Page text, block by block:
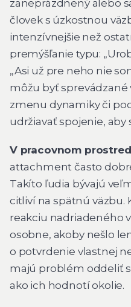
zaneprázdnený alebo
človek s úzkostnou
intenzívnejšie než
premýšľanie typu:
„Asi už pre neho nie
môžu byť
zmenu dynamiky či
udržiavať spojenie, aby
V pracovnom
attachment často
Takíto ľudia bývajú
citliví na spätnú väzbu.
reakciu nadriadeného
osobne, akoby nešlo
o potvrdenie vlastnej
majú problém oddeliť
ako ich hodnotí okolie.